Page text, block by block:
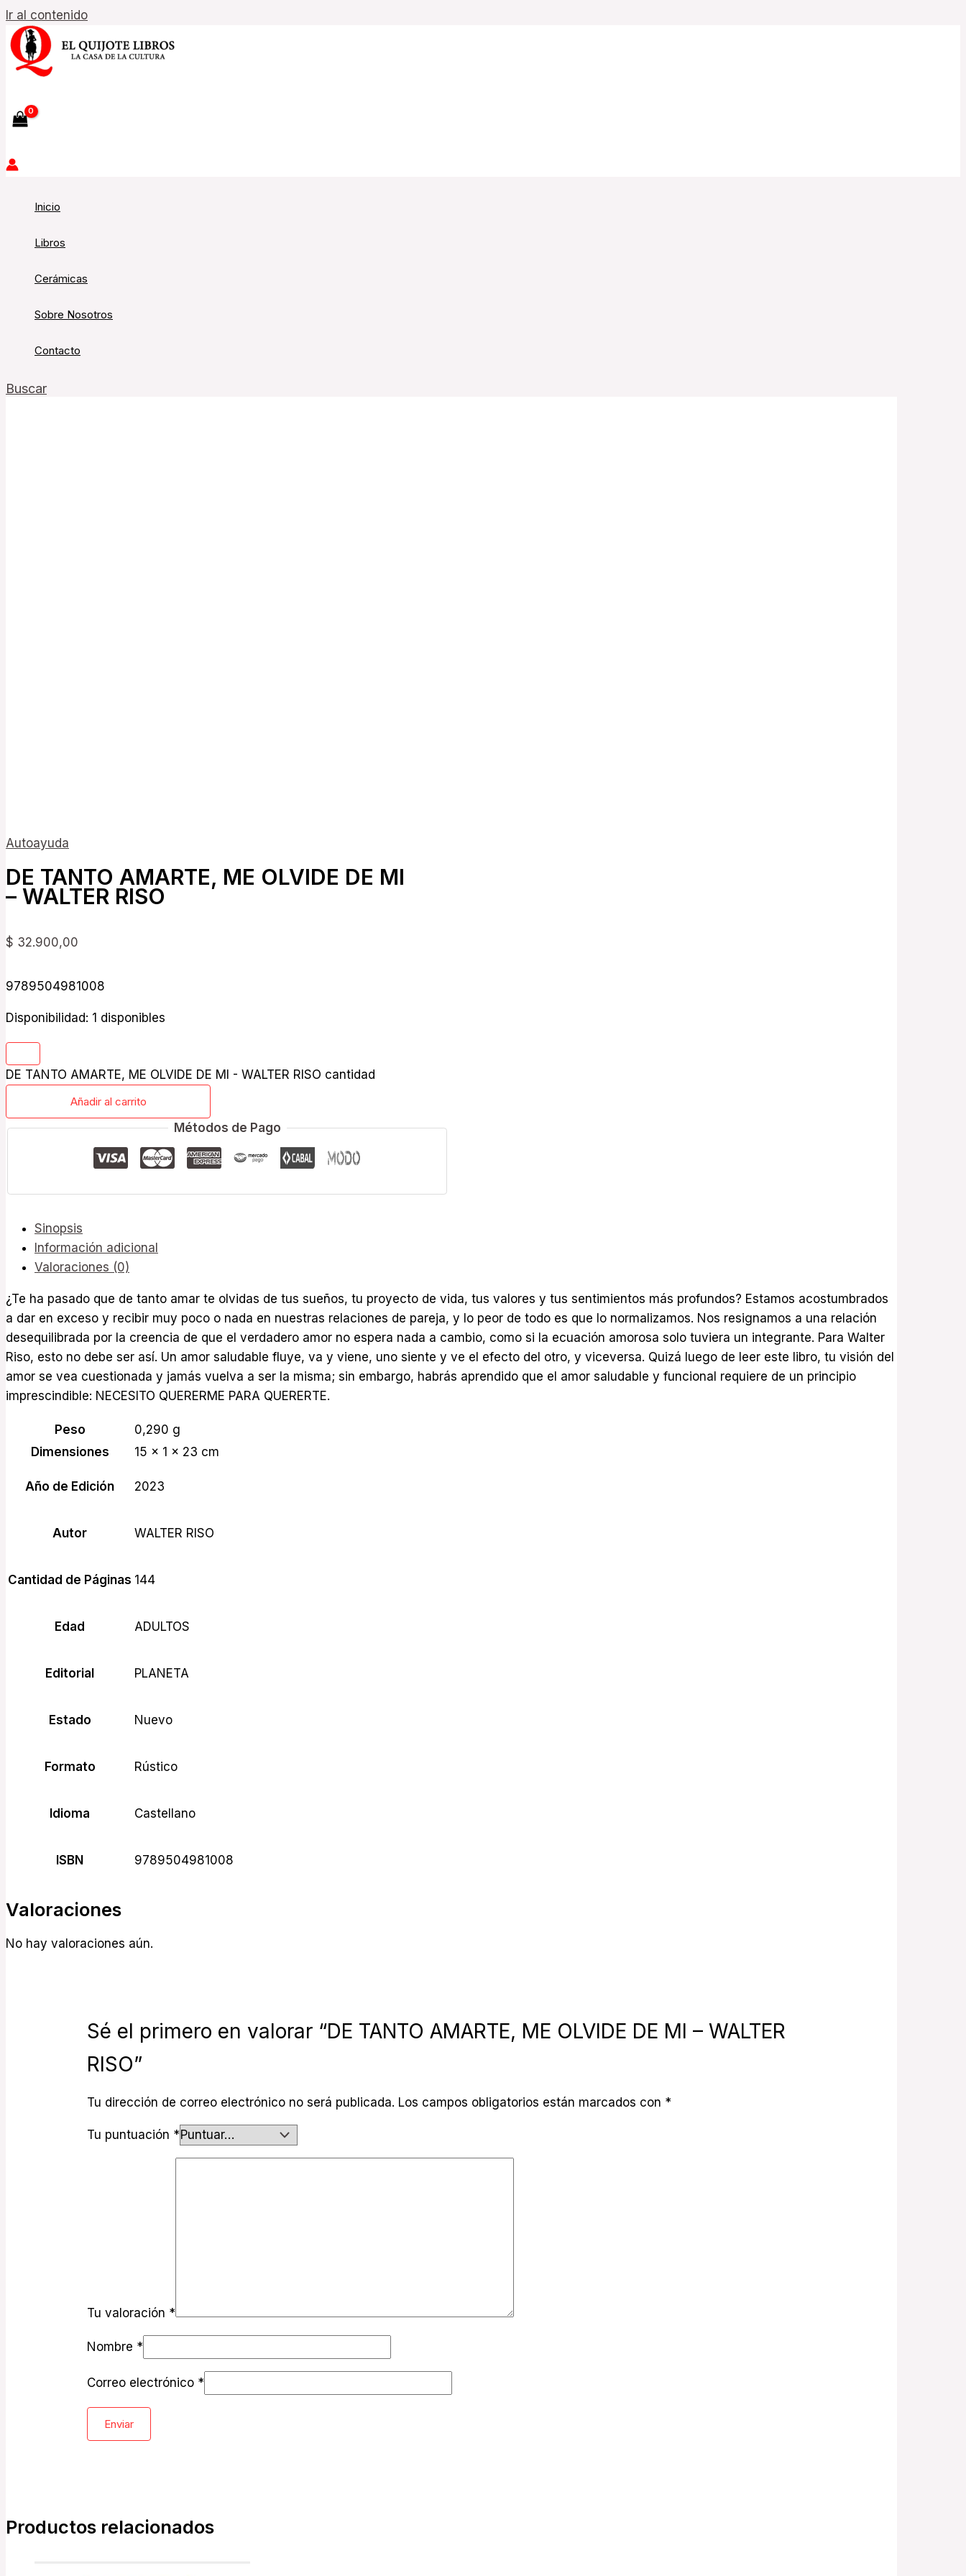
Ir al contenido
Inicio
Libros
Cerámicas
Sobre Nosotros
Contacto
Buscar
Autoayuda
DE TANTO AMARTE, ME OLVIDE DE MI
– WALTER RISO
$ 32.900,00
9789504981008
Disponibilidad: 1 disponibles
DE TANTO AMARTE, ME OLVIDE DE MI - WALTER RISO cantidad
Añadir al carrito
Métodos de Pago
Sinopsis
Información adicional
Valoraciones (0)
¿Te ha pasado que de tanto amar te olvidas de tus sueños, tu proyecto de vida, tus valores y tus sentimientos más profundos? Estamos acostumbrados
a dar en exceso y recibir muy poco o nada en nuestras relaciones de pareja, y lo peor de todo es que lo normalizamos. Nos resignamos a una relación
desequilibrada por la creencia de que el verdadero amor no espera nada a cambio, como si la ecuación amorosa solo tuviera un integrante. Para Walter
Riso, esto no debe ser así. Un amor saludable fluye, va y viene, uno siente y ve el efecto del otro, y viceversa. Quizá luego de leer este libro, tu visión del
amor se vea cuestionada y jamás vuelva a ser la misma; sin embargo, habrás aprendido que el amor saludable y funcional requiere de un principio
imprescindible: NECESITO QUERERME PARA QUERERTE.
Peso
0,290 g
Dimensiones
15 × 1 × 23 cm
Año de Edición 2023
Autor WALTER RISO
Cantidad de Páginas 144
Edad ADULTOS
Editorial PLANETA
Estado Nuevo
Formato Rústico
Idioma Castellano
ISBN 9789504981008
Valoraciones
No hay valoraciones aún.
Sé el primero en valorar “DE TANTO AMARTE, ME OLVIDE DE MI – WALTER
RISO”
Tu dirección de correo electrónico no será publicada. Los campos obligatorios están marcados con *
Tu puntuación *
Tu valoración *
Nombre *
Correo electrónico *
Productos relacionados